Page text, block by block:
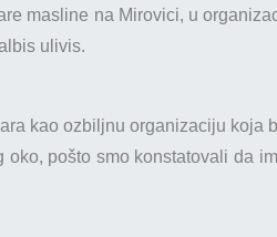
masline na Mirovici, u
ulivis.
kao ozbiljnu organizaciju koja
pošto smo konstatovali da